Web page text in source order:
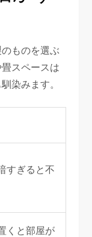
ものを選ぶ
スペースは
染みます。
すぎると不
くと部屋が